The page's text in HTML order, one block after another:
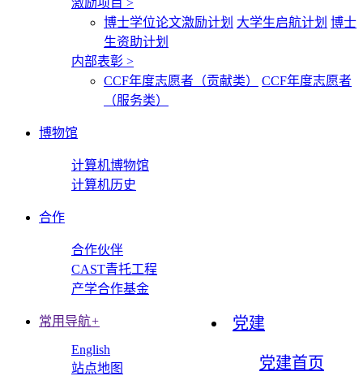
激励项目 >
博士学位论文激励计划 大学生启航计划 博士
生资助计划
内部表彰 >
CCF年度志愿者（贡献类）
CCF年度志愿者
（服务类）
博物馆
计算机博物馆
计算机历史
合作
合作伙伴
CAST青托工程
产学合作基金
党建
党建首页
常用导航+
English
站点地图